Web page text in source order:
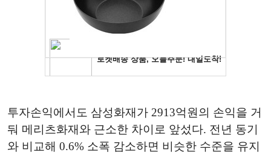
투자손익에서도 삼성화재가 2913억원의 손익을 거
둬 메리츠화재와 근소한 차이로 앞섰다. 전년 동기
와 비교해 0.6% 소폭 감소하면 비슷한 수준을 유지